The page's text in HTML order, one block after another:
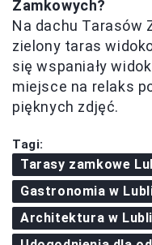
Zamkowych?
Na dachu Tarasów
zielony taras
się wspaniały
miejsce na relaks
pięknych zdjęć.
Tagi:
Tarasy zamkowe
Gastronomia w
Architektura w